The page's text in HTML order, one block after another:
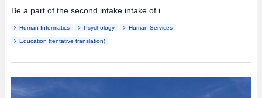
Be a part of the second intake intake of i...
Human Informatics Psychology Human Services
Education (tentative translation)